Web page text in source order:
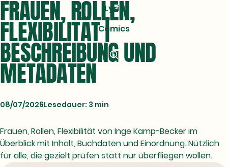
Lyrik
Comics
FRAUEN, ROLLEN,
FLEXIBILITÄT |
BESCHREIBUNG UND
METADATEN
08/07/2026Lesedauer: 3 min
Frauen, Rollen, Flexibilität von Inge Kamp-Becker im
Überblick mit Inhalt, Buchdaten und Einordnung. Nützlich
für alle, die gezielt prüfen statt nur überfliegen wollen.